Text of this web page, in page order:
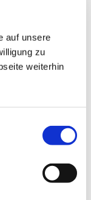
auf unsere
zu
weiterhin
22
29 30